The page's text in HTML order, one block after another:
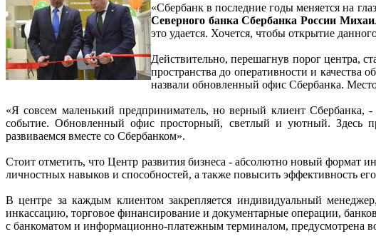
«Сбербанк в последние годы меняется на
Северного банка Сбербанка России
это удается. Хочется, чтобы открытие
Действительно, перешагнув порог центра,
пространства до оперативности и
назвали обновленный офис Сбербанка.
«Я совсем маленький предприниматель, но верный клиент Сбербанка, -
событие. Обновленный офис просторный, светлый и уютный. Здесь
развиваемся вместе со Сбербанком».
Стоит отметить, что Центр развития бизнеса - абсолютно новый формат
личностных навыков и способностей, а также повысить эффективность
В центре за каждым клиентом закрепляется индивидуальный
инкассацию, торговое финансирование и документарные операции,
с банкоматом и информационно-платежным терминалом, предусмотрена